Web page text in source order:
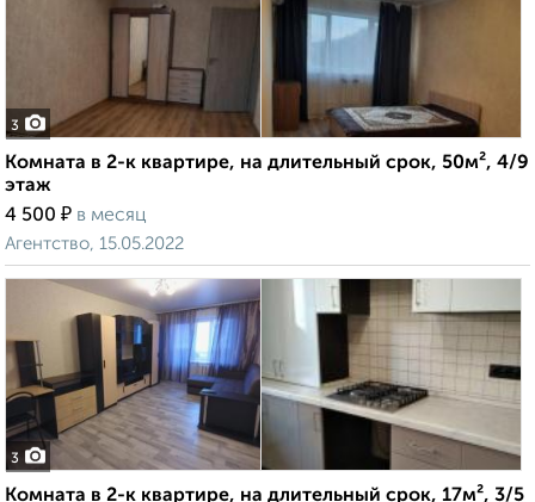
3
Комната в 2-к квартире, на длительный срок, 50м², 4/9
этаж
4 500 ₽ в месяц
Агентство, 15.05.2022
3
Комната в 2-к квартире, на длительный срок, 17м², 3/5